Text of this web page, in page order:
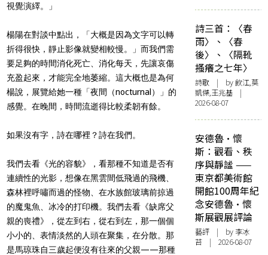
視覺演繹。」
楊陽在對談中點出，「大概是因為文字可以轉
折得很快，靜止影像就變相較慢。」而我們需
要足夠的時間消化死亡、消化每天，先讓哀傷
充盈起來，才能完全地萎縮。這大概也是為何
楊說，展覽給她一種「夜間（nocturnal）」的
感覺。在晚間，時間流逝得比較柔韌有餘。
如果沒有字，詩在哪裡？詩在我們。
我們去看《光的容貌》，看那種不知道是否有
連續性的光影，想像在黑雲間低飛過的飛機、
森林裡呼嘯而過的怪物、在水族館玻璃前掠過
的魔鬼魚、冰冷的打印機。我們去看《缺席父
親的喪禮》，從左到右，從右到左，那一個個
小小的、表情淡然的人頭在聚集，在分散。那
是馬琼珠自三歲起便沒有往來的父親——那種
詩三首：〈春
雨〉、〈春
後〉、〈隔靴
搔癢之七年〉
詩歌 | by 飲江,莫
凱傑,王兆基 |
2026-08-07
安德魯·懷
斯：觀看、秩
序與靜謐 ——
東京都美術館
開館100周年紀
念安德魯·懷
斯展觀展評論
藝評 | by 李冰
苔 | 2026-08-07